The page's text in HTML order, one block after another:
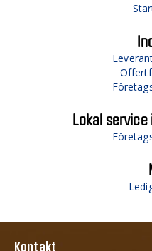
Lokal service
Kontakt